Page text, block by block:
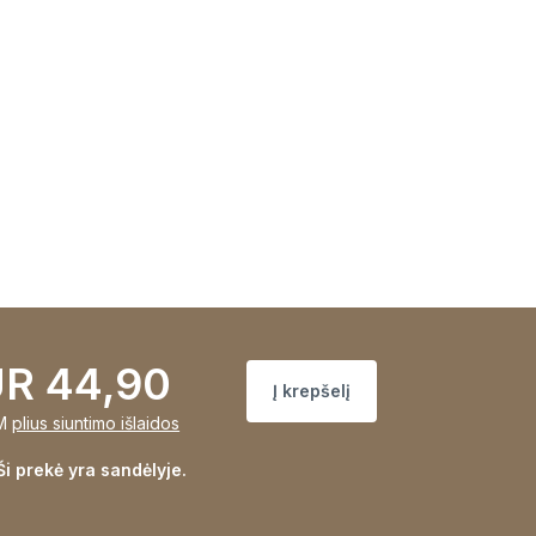
44,90
plius siuntimo išlaidos
Į krepšelį
prekė yra sandėlyje.